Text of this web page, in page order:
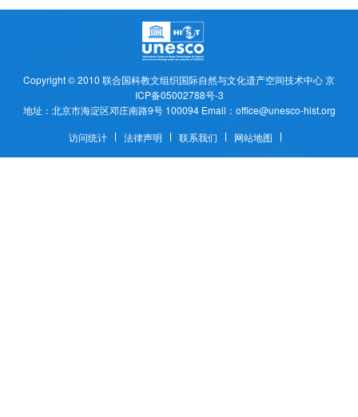
Copyright © 2010 联合国科教文组织国际自然与文化遗产空间技术中心京
ICP备05002788号-3
地址：北京市海淀区邓庄南路9号 100094 Email：office@unesco-hist.org
访问统计
法律声明 联系我们 网站地图